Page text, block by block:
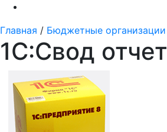
Главная / Бюджетные организации
1С:Свод